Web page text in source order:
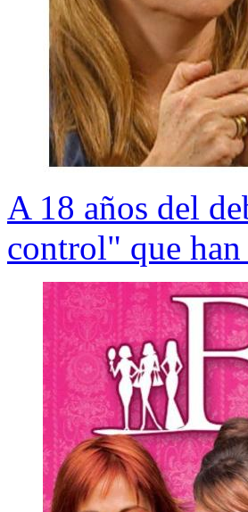
A 18 años del
control" que